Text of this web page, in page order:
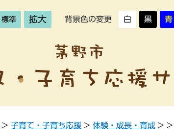
標準 拡大 背景色の変更 白 黒 青
> 子育て・子育ち応援 > 体験・成長・育成 > >